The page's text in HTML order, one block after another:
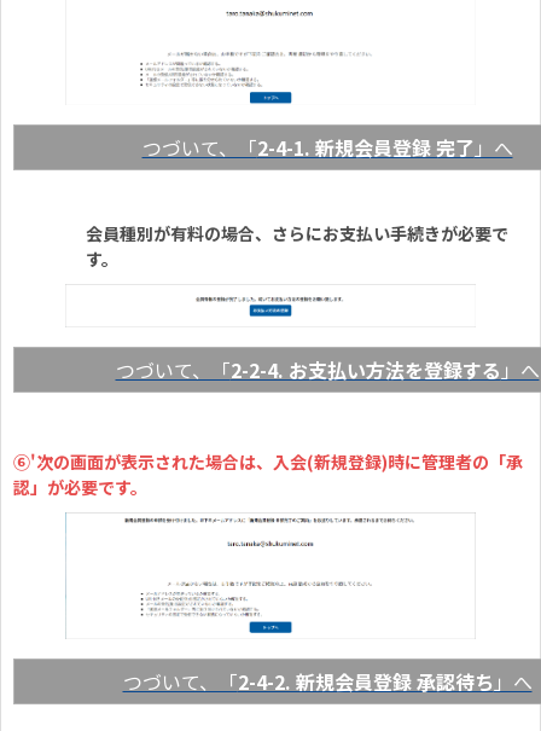
つづいて、「2-4-1. 新規会員登録 完了 」へ
会員種別が有料の場合、さらにお支払い手続きが必要で
す。
つづいて、「2-2-4. お支払い方法を登録する 」へ
⑥'次の画面が表示された場合は、入会(新規登録)時に管理者の「承
認」が必要です。
つづいて、「2-4-2. 新規会員登録 承認待ち 」へ